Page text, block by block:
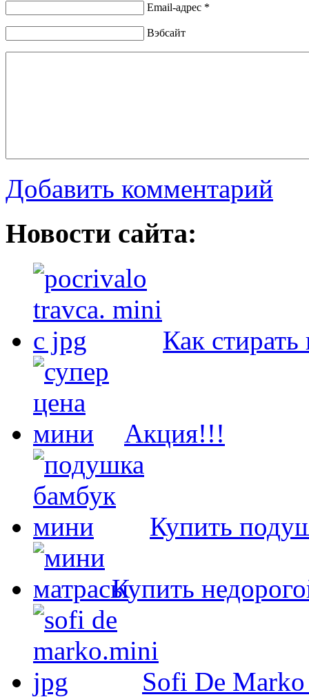
Email-адрес *
Вэбсайт
Добавить комментарий
Новости сайта:
Как стирать
Акция!!!
Купить
Купить
Sofi De